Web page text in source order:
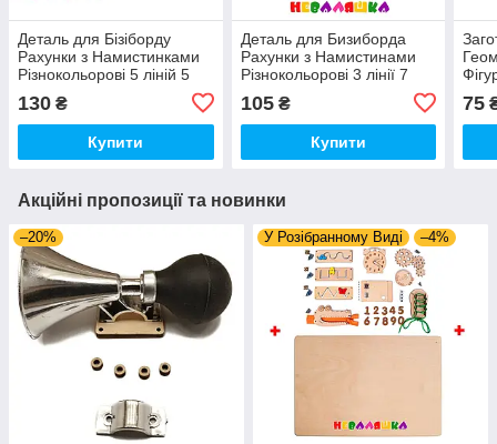
Деталь для Бізіборду
Рахунки з Намистинками
Різнокольорові 5 ліній 5
кольорів Счеты Рахівниця
для Бізібкуба
130 ₴
Купити
Деталь для Бизиборда
Рахунки з Намистинами
Різнокольорові 3 лінії 7
Бізіборда Рахунки
105₴
Купити
75
Акційні пропозиції та новинки
–20% У Розібранному Виді –4%